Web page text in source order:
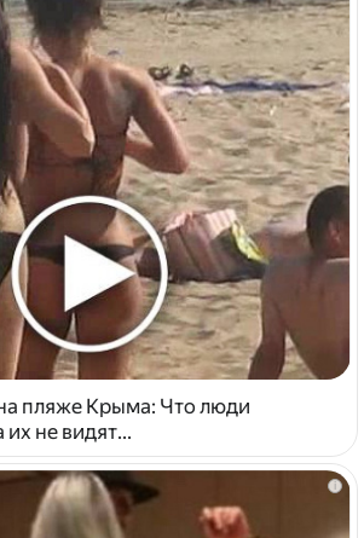
пляже Крыма: Что люди
не видят...
i